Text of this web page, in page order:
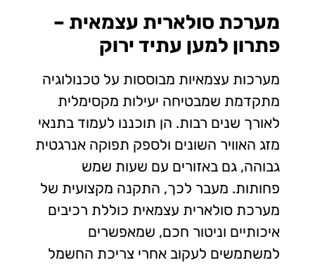
מערכת סולארית עצמאית –
פתרון למען עתיד ירוק
מערכות עצמאיות מבוססות על טכנולוגיה
מתקדמת שמבטיחה יעילות מקסימלית
לאורך שנים רבות. הן תוכננו לעמוד בתנאי
מזג האוויר השונים ולספק תפוקה אנרגטית
גבוהה, גם באזורים עם שעות שמש
פחותות. מעבר לכך, התקנה מקצועית של
מערכת סולארית עצמאית כוללת רכיבים
איכותיים וניטור חכם, שמאפשרים
למשתמשים לעקוב אחרי צריכת החשמל